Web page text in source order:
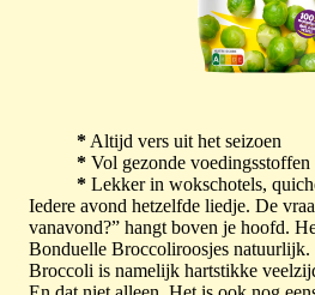
* Altijd vers uit het seizoen
* Vol gezonde
* Lekker in wokschotels,
Iedere avond hetzelfde liedje. De
vanavond?” hangt boven je hoofd.
Bonduelle Broccoliroosjes natuurlijk.
Broccoli is namelijk hartstikke